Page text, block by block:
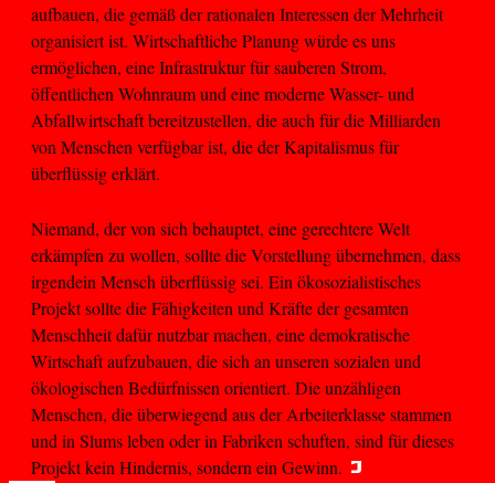
aufbauen, die gemäß der rationalen Interessen der Mehrheit
organisiert ist. Wirtschaftliche Planung würde es uns
ermöglichen, eine Infrastruktur für sauberen Strom,
öffentlichen Wohnraum und eine moderne Wasser- und
Abfallwirtschaft bereitzustellen, die auch für die Milliarden
von Menschen verfügbar ist, die der Kapitalismus für
überflüssig erklärt.
Niemand, der von sich behauptet, eine gerechtere Welt
erkämpfen zu wollen, sollte die Vorstellung übernehmen, dass
irgendein Mensch überflüssig sei. Ein ökosozialistisches
Projekt sollte die Fähigkeiten und Kräfte der gesamten
Menschheit dafür nutzbar machen, eine demokratische
Wirtschaft aufzubauen, die sich an unseren sozialen und
ökologischen Bedürfnissen orientiert. Die unzähligen
Menschen, die überwiegend aus der Arbeiterklasse stammen
und in Slums leben oder in Fabriken schuften, sind für dieses
Projekt kein Hindernis, sondern ein Gewinn.